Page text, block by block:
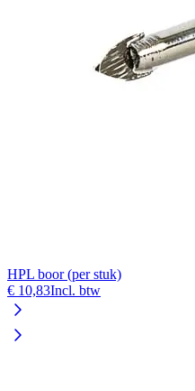
HPL boor (per stuk)
€ 10,83Incl. btw